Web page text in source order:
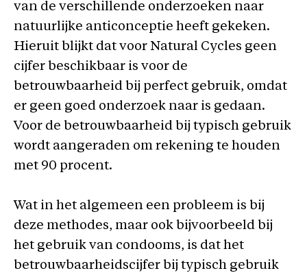
van de verschillende onderzoeken naar
natuurlijke anticonceptie heeft gekeken.
Hieruit blijkt dat voor Natural Cycles geen
cijfer beschikbaar is voor de
betrouwbaarheid bij perfect gebruik, omdat
er geen goed onderzoek naar is gedaan.
Voor de betrouwbaarheid bij typisch gebruik
wordt aangeraden om rekening te houden
met 90 procent.
Wat in het algemeen een probleem is bij
deze methodes, maar ook bijvoorbeeld bij
het gebruik van condooms, is dat het
betrouwbaarheidscijfer bij typisch gebruik